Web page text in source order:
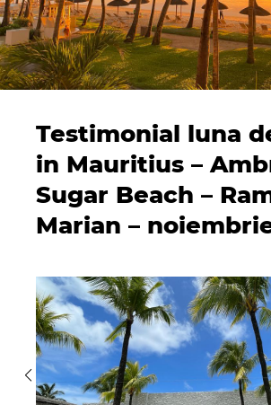
Testimonial luna
in Mauritius –
Sugar Beach –
Marian –